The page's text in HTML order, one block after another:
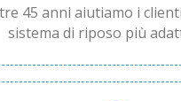
45 anni aiutiamo i
sistema di riposo più